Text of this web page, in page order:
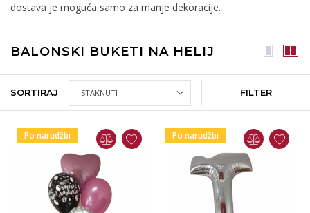
dostava je moguća samo za manje dekoracije.
BALONSKI BUKETI NA HELIJ
SORTIRAJ FILTER
Po narudžbi Po narudžbi